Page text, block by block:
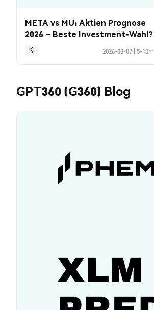
META vs MU: Aktien Prognose
2026 – Beste Investment-Wahl?
KI 2026-08-07 5-10m
GPT360 (G360) Blog